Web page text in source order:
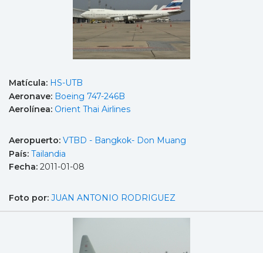
Matícula: HS-UTB
Aeronave: Boeing 747-246B
Aerolínea: Orient Thai Airlines
Aeropuerto: VTBD - Bangkok- Don Muang
País: Tailandia
Fecha: 2011-01-08
Foto por: JUAN ANTONIO RODRIGUEZ